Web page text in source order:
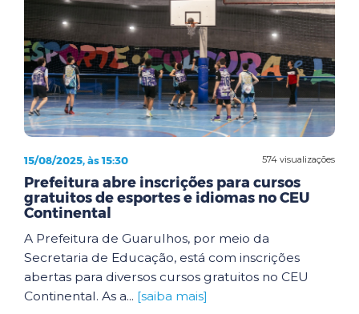
574 visualizações
15/08/2025, às 15:30
Prefeitura abre inscrições para cursos
gratuitos de esportes e idiomas no CEU
Continental
A Prefeitura de Guarulhos, por meio da
Secretaria de Educação, está com inscrições
abertas para diversos cursos gratuitos no CEU
Continental. As a... [saiba mais]